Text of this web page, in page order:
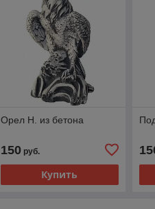
Орел Н. из бетона
150руб.
Купить